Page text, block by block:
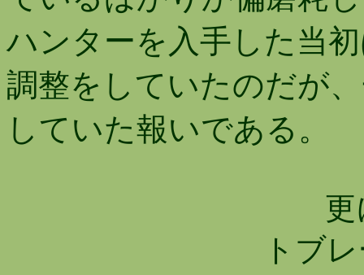
ハンターを入手した当
調整をしていたのだが
していた報いである。
更に
トブ